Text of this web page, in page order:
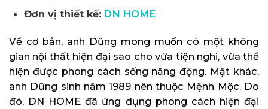
Đơn vị thiết kế: DN HOME
Về cơ bản, anh Dũng mong muốn có một không
gian nội thất hiện đại sao cho vừa tiện nghi, vừa thể
hiện được phong cách sống năng động. Mặt khác,
anh Dũng sinh năm 1989 nên thuộc Mệnh Mộc. Do
đó, DN HOME đã ứng dụng phong cách hiện đại